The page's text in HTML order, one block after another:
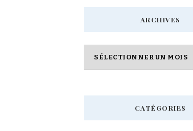
ARCHIVES
Archives
CATÉGORIES